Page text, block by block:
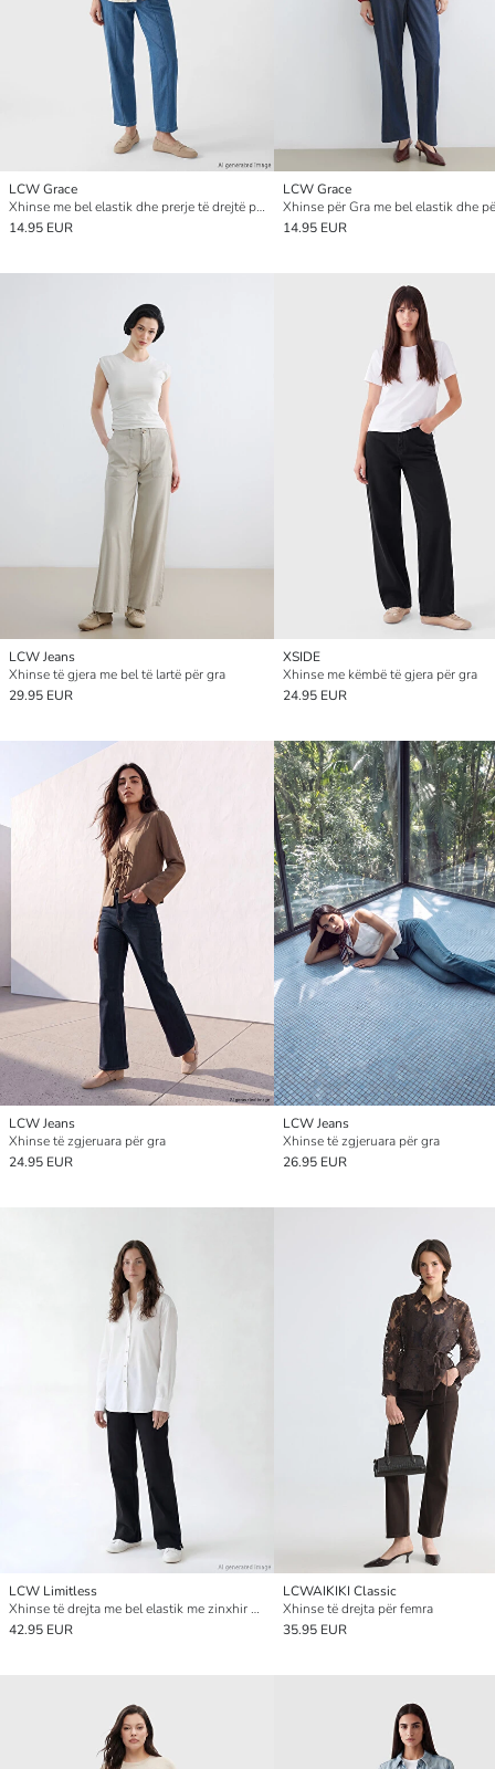
LCW Grace
Xhinse me bel elastik dhe prerje të drejtë për gra
14.95 EUR
LCW Grace
14.95 EUR
LCW Jeans
Xhinse të gjera me bel të lartë për gra
29.95 EUR
XSIDE
Xhinse me këmbë të gjera për gra
24.95 EUR
LCW Jeans
Xhinse të zgjeruara për gra
24.95 EUR
LCW Jeans
Xhinse të zgjeruara për gra
26.95 EUR
LCW Limitless
Xhinse të drejta me bel elastik me zinxhir për gra, të lehta për t’u veshur
42.95 EUR
LCWAIKIKI Classic
Xhinse të drejta për femra
35.95 EUR